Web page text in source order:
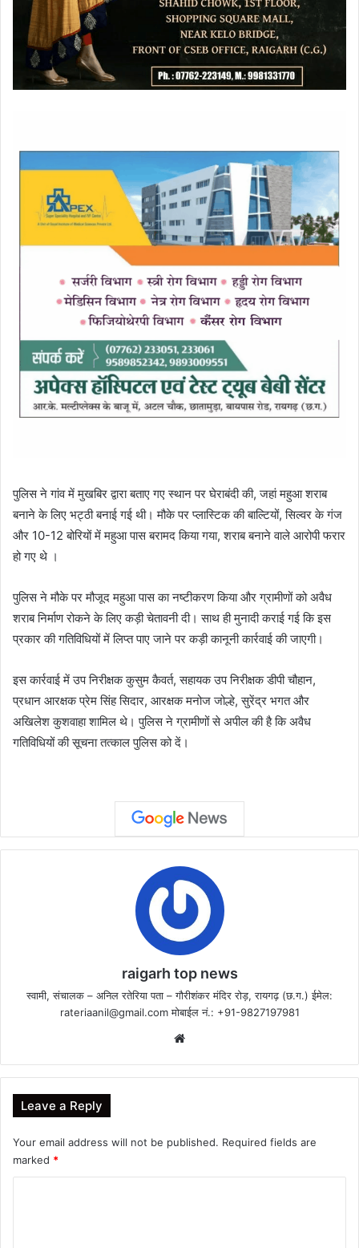
पुलिस ने गांव में मुखबिर द्वारा बताए गए स्थान पर घेराबंदी की, जहां महुआ शराब
बनाने के लिए भट्ठी बनाई गई थी। मौके पर प्लास्टिक की बाल्टियों, सिल्वर के गंज
और 10-12 बोरियों में महुआ पास बरामद किया गया, शराब बनाने वाले आरोपी फरार
हो गए थे ।
पुलिस ने मौके पर मौजूद महुआ पास का नष्टीकरण किया और ग्रामीणों को अवैध
शराब निर्माण रोकने के लिए कड़ी चेतावनी दी। साथ ही मुनादी कराई गई कि इस
प्रकार की गतिविधियों में लिप्त पाए जाने पर कड़ी कानूनी कार्रवाई की जाएगी।
इस कार्रवाई में उप निरीक्षक कुसुम कैवर्त, सहायक उप निरीक्षक डीपी चौहान,
प्रधान आरक्षक प्रेम सिंह सिदार, आरक्षक मनोज जोल्हे, सुरेंद्र भगत और
अखिलेश कुशवाहा शामिल थे। पुलिस ने ग्रामीणों से अपील की है कि अवैध
गतिविधियों की सूचना तत्काल पुलिस को दें।
raigarh top news
स्वामी, संचालक – अनिल रतेरिया पता – गौरीशंकर मंदिर रोड़, रायगढ़ (छ.ग.) ईमेल:
rateriaanil@gmail.comमोबाईल नं.: +91-9827197981
Leave a Reply
Your email address will not be published. Required fields are
marked *